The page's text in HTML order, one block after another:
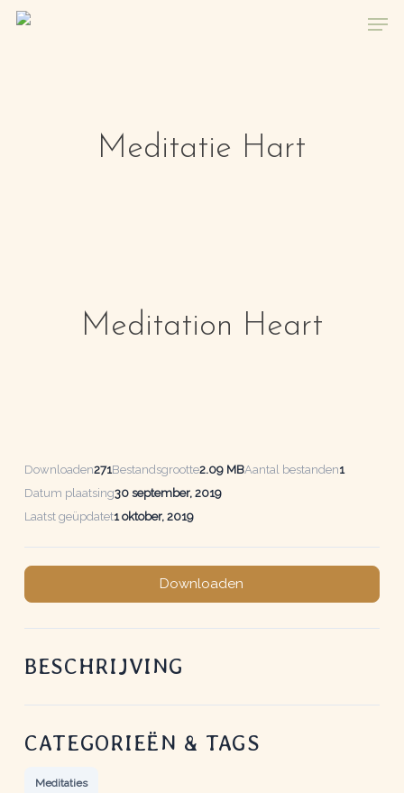
Skip
Meditatie Hart
Meditation Heart
Downloaden271Bestandsgrootte2.09 MBAantal bestanden1
Datum plaatsing30 september, 2019
Laatst geüpdatet1 oktober, 2019
Downloaden
BESCHRIJVING
CATEGORIEËN & TAGS
Meditaties